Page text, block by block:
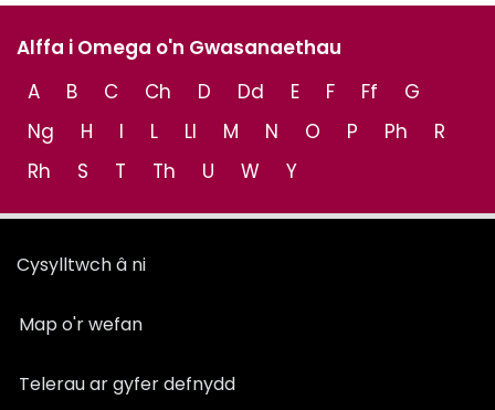
Alffa i Omega o'n Gwasanaethau
A
B C Ch D Dd E F Ff
G
Ng
H I L Ll M N O P Ph
R
Rh
S T Th U W Y
Cysylltwch â ni
Map o'r wefan
Telerau ar gyfer defnydd